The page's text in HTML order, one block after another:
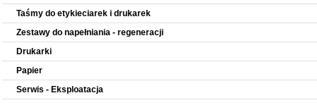
Taśmy do etykieciarek i drukarek
Zestawy do napełniania - regeneracji
Drukarki
Papier
Serwis - Eksploatacja